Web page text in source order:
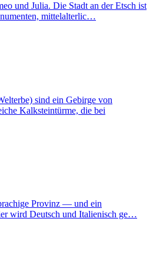
und Julia. Die Stadt an der Etsch ist
mittelalterlic…
sind ein Gebirge von
Kalksteintürme, die bei
Provinz — und ein
wird Deutsch und Italienisch ge…